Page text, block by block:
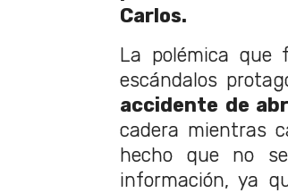
Carlos.
La polémica que
escándalos
accidente de
cadera mientras
hecho que no
información, ya